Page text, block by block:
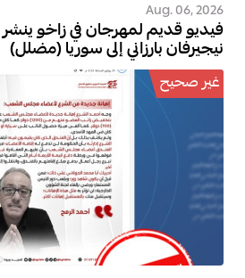
Aug. 06, 2026
فيديو قديم لمهرجان في زاخو ينشر
نيجيرفان بارزاني إلى سوريا (مضلل)
غير صحيح